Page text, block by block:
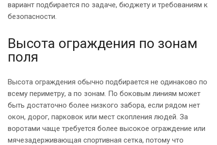
вариант подбирается по задаче, бюджету и требованиям к
безопасности.
Высота ограждения по зонам
поля
Высота ограждения обычно подбирается не одинаково по
всему периметру, а по зонам. По боковым линиям может
быть достаточно более низкого забора, если рядом нет
окон, дорог, парковок или мест скопления людей. За
воротами чаще требуется более высокое ограждение или
мячезадерживающая спортивная сетка, потому что